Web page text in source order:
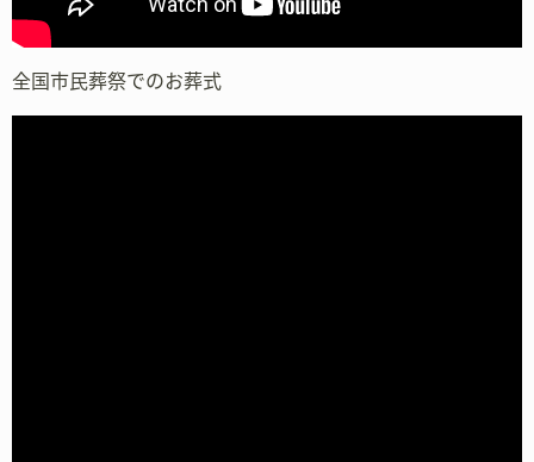
全国市民葬祭でのお葬式